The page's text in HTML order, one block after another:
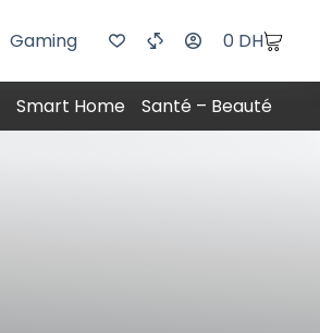
Gaming 0 DH
Smart Home Santé – Beauté